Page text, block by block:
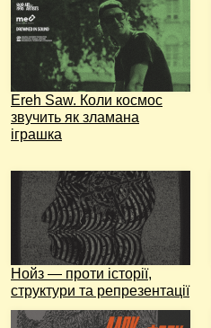
Ereh Saw. Коли космос
звучить як зламана
іграшка
Нойз — проти історії,
структури та репрезентації